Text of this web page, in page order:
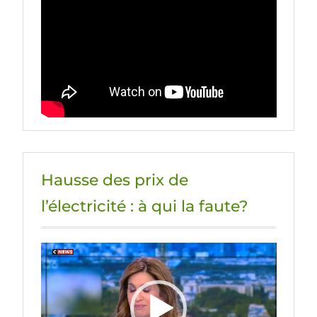
Hausse des prix de
l’électricité : à qui la faute?
Lecteur
vidéo